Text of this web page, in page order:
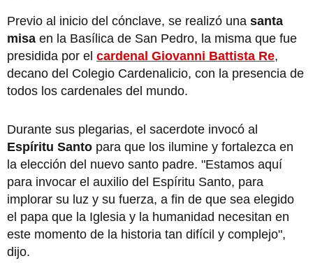
Previo al inicio del cónclave, se realizó una santa
misa en la Basílica de San Pedro, la misma que fue
presidida por el cardenal Giovanni Battista Re,
decano del Colegio Cardenalicio, con la presencia de
todos los cardenales del mundo.
Durante sus plegarias, el sacerdote invocó al
Espíritu Santo para que los ilumine y fortalezca en
la elección del nuevo santo padre. "Estamos aquí
para invocar el auxilio del Espíritu Santo, para
implorar su luz y su fuerza, a fin de que sea elegido
el papa que la Iglesia y la humanidad necesitan en
este momento de la historia tan difícil y complejo",
dijo.